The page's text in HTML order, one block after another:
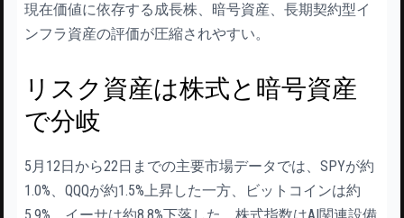
現在価値に依存する成長株、暗号資産、長期契約型イ
ンフラ資産の評価が圧縮されやすい。
リスク資産は株式と暗号資産
で分岐
5月12日から22日までの主要市場データでは、SPYが約
1.0%、QQQが約1.5%上昇した一方、ビットコインは約